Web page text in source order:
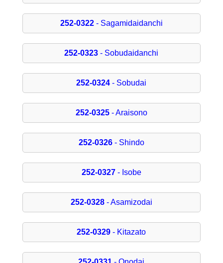
252-0322- Sagamidaidanchi
252-0323 - Sobudaidanchi
252-0324 - Sobudai
252-0325- Araisono
252-0326- Shindo
252-0327- Isobe
252-0328- Asamizodai
252-0329 - Kitazato